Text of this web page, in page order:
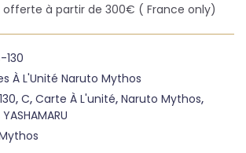
offerte à partir de 300€ ( France only)
130
À L'Unité Naruto Mythos
, C, Carte À L'unité, Naruto Mythos,
YASHAMARU